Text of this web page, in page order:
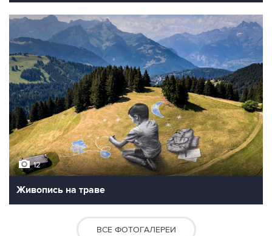
12
Живопись на траве
ВСЕ ФОТОГАЛЕРЕИ